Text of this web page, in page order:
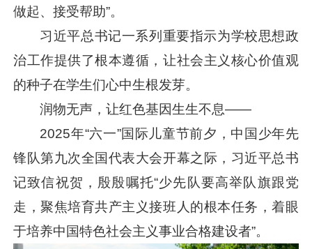
做起、接受帮助”。
习近平总书记一系列重要指示为学校思想政
治工作提供了根本遵循，让社会主义核心价值观
的种子在学生们心中生根发芽。
润物无声，让红色基因生生不息——
2025年“六一”国际儿童节前夕，中国少年先
锋队第九次全国代表大会开幕之际， 习近平总书
记致信祝贺，殷殷嘱托“少先队要高举队旗跟党
走，聚焦培育共产主义接班人的根本任务，着眼
于培养中国特色社会主义事业合格建设者”。